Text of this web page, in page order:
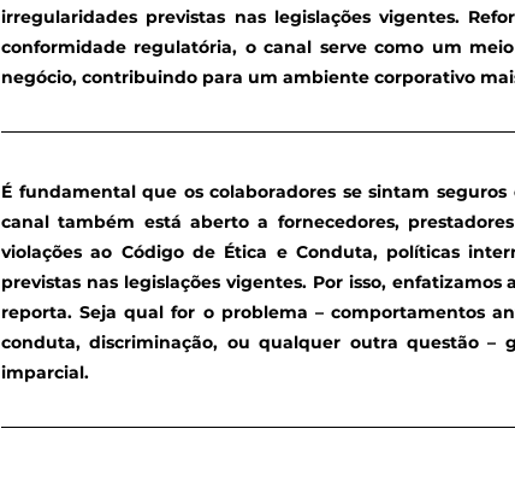
irregularidades previstas nas legislações vigentes.
conformidade regulatória, o canal serve como um
negócio, contribuindo para um ambiente corporativo
É fundamental que os colaboradores se sintam
canal também está aberto a fornecedores,
violações ao Código de Ética e Conduta, políticas
previstas nas legislações vigentes. Por isso,
reporta. Seja qual for o problema – comportamentos
conduta, discriminação, ou qualquer outra questão –
imparcial.